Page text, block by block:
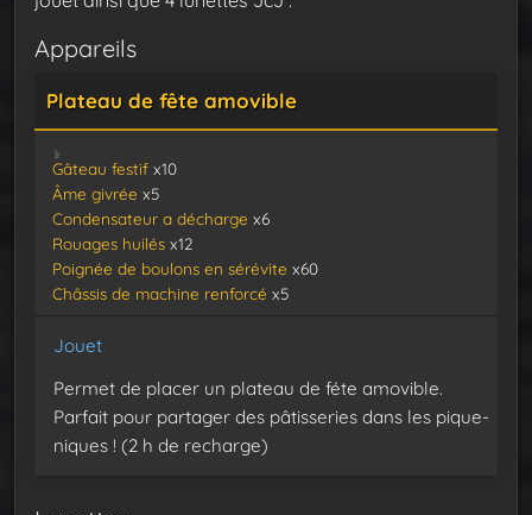
Appareils
Plateau de fête amovible
Gâteau festif x10
Âme givrée x5
Condensateur a décharge x6
Rouages huilés x12
Poignée de boulons en sérévite x60
Châssis de machine renforcé x5
Jouet
Permet de placer un plateau de féte amovible.
Parfait pour partager des pâtisseries dans les pique-
niques ! (2 h de recharge)